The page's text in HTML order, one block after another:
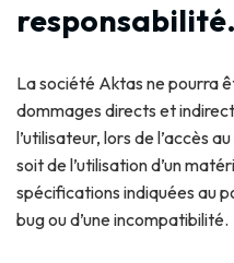
responsabilité.
La société Aktas ne pourra
dommages directs et
l’utilisateur, lors de l’accès
soit de l’utilisation d’un
spécifications indiquées au
bug ou d’une incompatibilité.